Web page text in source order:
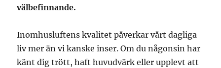
välbefinnande.
Inomhusluftens kvalitet påverkar vårt dagliga
liv mer än vi kanske inser. Om du någonsin har
känt dig trött, haft huvudvärk eller upplevt att